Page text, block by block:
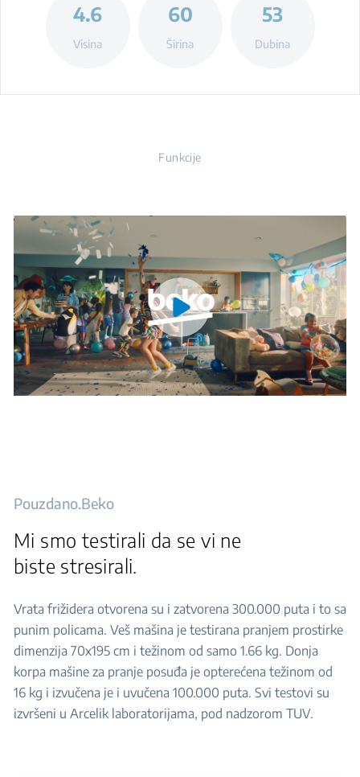
4.6
Visina
60
Širina
53
Dubina
Funkcije
Pouzdano.Beko
Mi smo testirali da se vi ne
biste stresirali.
Vrata frižidera otvorena su i zatvorena 300.000 puta i to sa
punim policama. Veš mašina je testirana pranjem prostirke
dimenzija 70x195 cm i težinom od samo 1.66 kg. Donja
korpa mašine za pranje posuđa je opterećena težinom od
16 kg i izvučena je i uvučena 100.000 puta. Svi testovi su
izvršeni u Arcelik laboratorijama, pod nadzorom TUV.